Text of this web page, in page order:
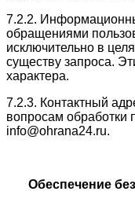
7.2.2.
обращениями
исключительно в
существу запроса.
характера.
7.2.3. Контактный
вопросам обработки
info@ohrana24.ru.
Обеспечение